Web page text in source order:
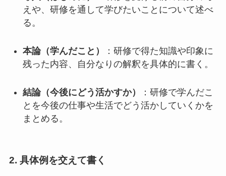
えや、研修を通して学びたいことについて述べ
る。
本論（学んだこと）
：研修で得た知識や印象に
残った内容、自分なりの解釈を具体的に書く。
結論（今後にどう活かすか）
：研修で学んだこ
とを今後の仕事や生活でどう活かしていくかを
まとめる。
2. 具体例を交えて書く